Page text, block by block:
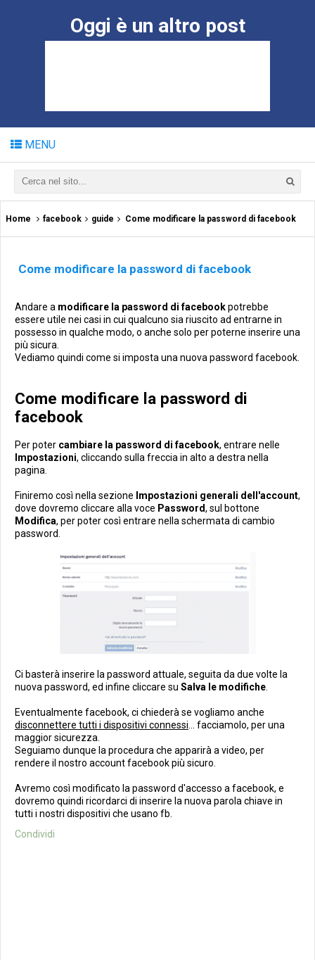
Oggi è un altro post
MENU
Home facebook guide Come modificare la password di facebook
Come modificare la password di facebook
Andare a modificare la password di facebookpotrebbe
essere utile nei casi in cui qualcuno sia riuscito ad entrarne in
possesso in qualche modo, o anche solo per poterne inserire una
più sicura.
Vediamo quindi come si imposta una nuova password facebook.
Come modificare la password di
facebook
Per poter cambiare la password di facebook, entrare nelle
Impostazioni, cliccando sulla freccia in alto a destra nella
pagina.
Finiremo così nella sezione Impostazioni generali dell'account,
dove dovremo cliccare alla voce Password, sul bottone
Modifica, per poter così entrare nella schermata di cambio
password.
Ci basterà inserire la password attuale, seguita da due volte la
nuova password, ed infine cliccare su Salva le modifiche
Eventualmente facebook, ci chiederà se vogliamo anche
disconnettere tutti i dispositivi connessi ... facciamolo, per una
maggior sicurezza.
Seguiamo dunque la procedura che apparirà a video, per
rendere il nostro account facebook più sicuro.
Avremo così modificato la password d'accesso a facebook, e
dovremo quindi ricordarci di inserire la nuova parola chiave in
tutti i nostri dispositivi che usano fb.
Condividi